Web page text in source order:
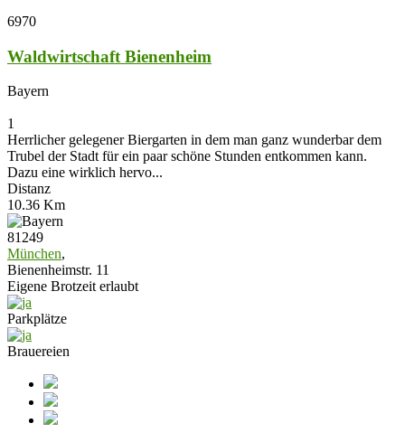
6970
Waldwirtschaft Bienenheim
Bayern
1
Herrlicher gelegener Biergarten in dem man ganz wunderbar dem
Trubel der Stadt für ein paar schöne Stunden entkommen kann.
Dazu eine wirklich hervo...
Distanz
10.36 Km
81249
München,
Bienenheimstr. 11
Eigene Brotzeit erlaubt
Parkplätze
Brauereien